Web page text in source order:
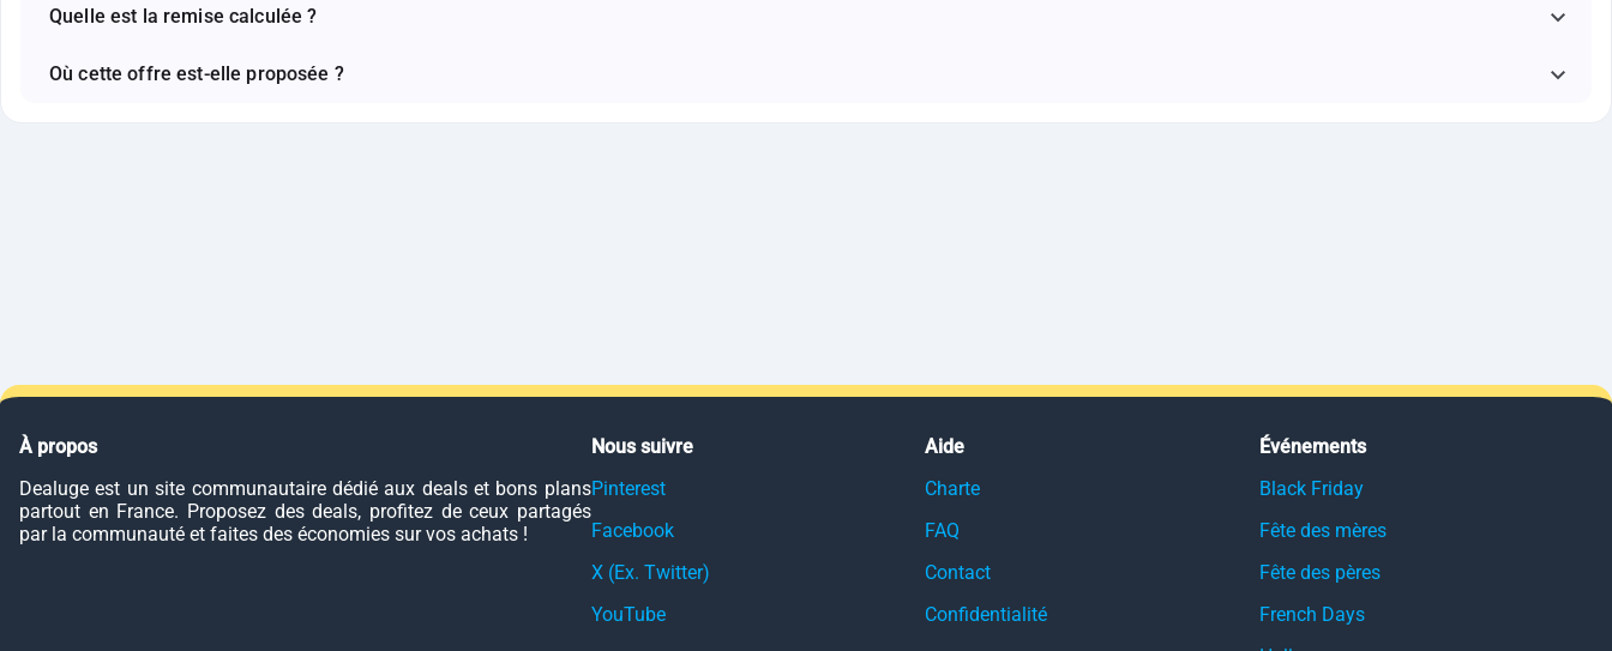
Quelle est la remise calculée ?
Où cette offre est-elle proposée ?
À propos
Dealuge est un site communautaire dédié aux deals et bons plans
partout en France. Proposez des deals, profitez de ceux partagés
par la communauté et faites des économies sur vos achats !
Nous suivre
Pinterest
Facebook
X (Ex. Twitter)
YouTube
Aide
Charte
FAQ
Contact
Confidentialité
Événements
Black Friday
Fête des mères
Fête des pères
French Days